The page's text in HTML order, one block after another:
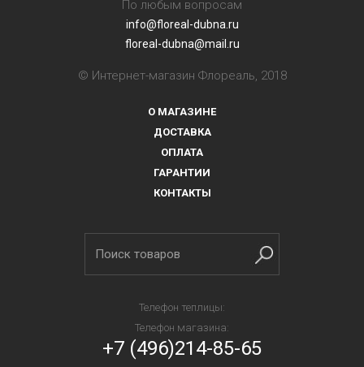
По любым вопросам
info@floreal-dubna.ru
floreal-dubna@mail.ru
© Интернет-магазин Флореаль, 2018
О МАГАЗИНЕ
ДОСТАВКА
ОПЛАТА
ГАРАНТИИ
КОНТАКТЫ
Телефон теплицы:
Телефон магазина:
+7 (496)214-85-65